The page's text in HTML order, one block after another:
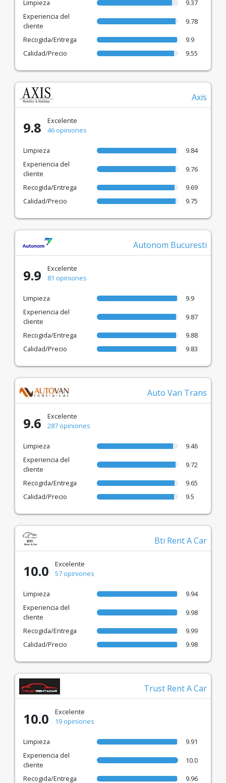
Limpieza
9.37
Experiencia del
cliente
9.78
Recogida/Entrega
9.9
Calidad/Precio
9.55
Axis
9.8
Excelente
46 opiniones
Limpieza
9.84
Experiencia del
cliente
9.76
Recogida/Entrega
9.69
Calidad/Precio
9.75
Autonom Bucuresti
9.9
Excelente
81 opiniones
Limpieza
9.9
Experiencia del
cliente
9.87
Recogida/Entrega
9.88
Calidad/Precio
9.83
Auto Van Trans
9.6
Excelente
287 opiniones
Limpieza
9.46
Experiencia del
cliente
9.72
Recogida/Entrega
9.65
Calidad/Precio
9.5
Bti Rent A Car
10.0
Excelente
57 opiniones
Limpieza
9.94
Experiencia del
cliente
9.98
Recogida/Entrega
9.99
Calidad/Precio
9.98
Trust Rent A Car
10.0
Excelente
19 opiniones
Limpieza
9.91
Experiencia del
cliente
10.0
Recogida/Entrega
9.96